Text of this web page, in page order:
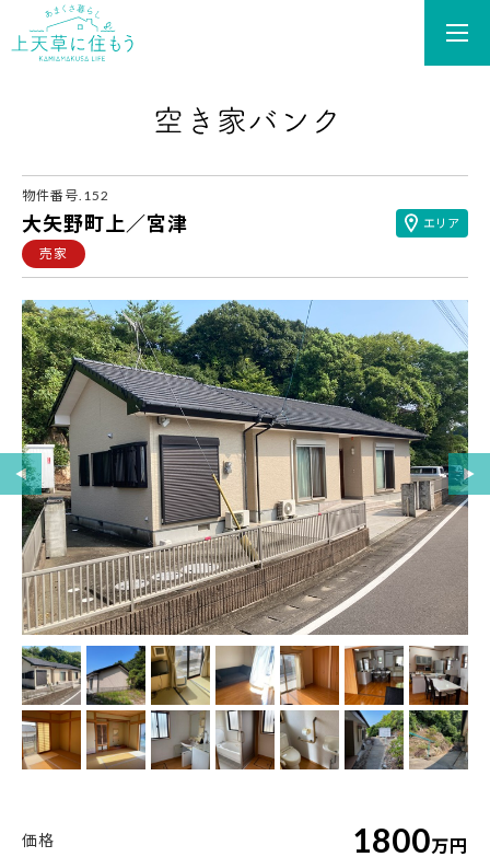
大矢野町上／宮津
売家
エリア
物件番号.152
1800万円